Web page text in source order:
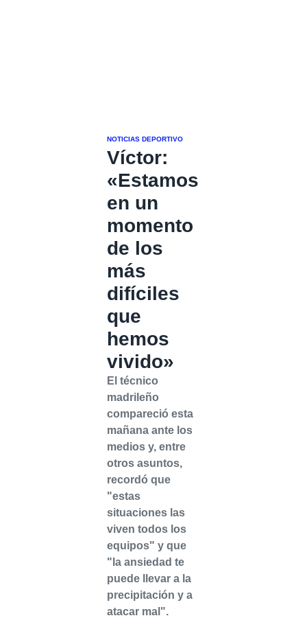
NOTICIAS DEPORTIVO
Víctor:
«Estamos
en un
momento
de los
más
difíciles
que
hemos
vivido»
El técnico
madrileño
compareció esta
mañana ante los
medios y, entre
otros asuntos,
recordó que
"estas
situaciones las
viven todos los
equipos" y que
"la ansiedad te
puede llevar a la
precipitación y a
atacar mal".